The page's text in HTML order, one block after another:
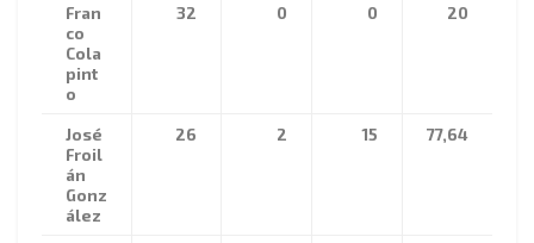
Fran
co
Cola
pint
o
32 0 0 20
José
Froil
án
Gonz
ález
26 2 15 77,64